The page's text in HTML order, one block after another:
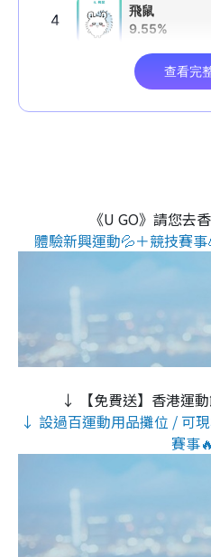
《U GO》請您去
體驗新興運動💦＋競技賽
↓ 【免費送】香港運
↓ 設過百運動用品攤位 / 可
賽事